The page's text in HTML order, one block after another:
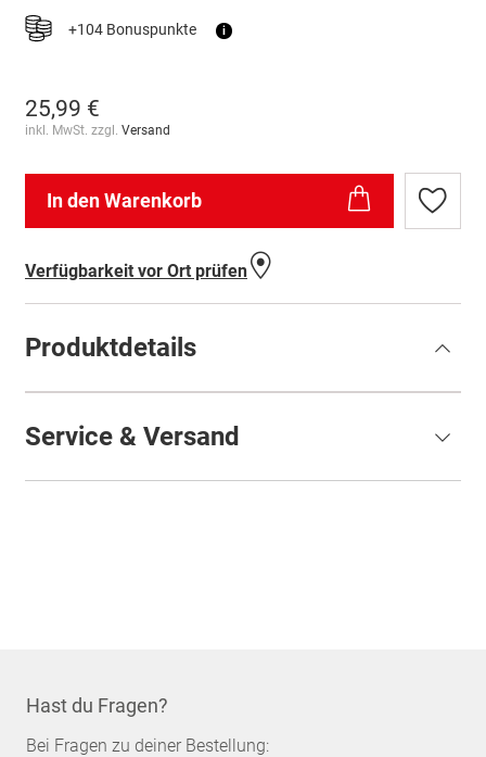
+104 Bonuspunkte i
25,99 €
inkl. MwSt. zzgl. Versand
In den Warenkorb
Zur
Verfügbarkeit vor Ort prüfen
Produktdetails
Service & Versand
Hast du Fragen?
Bei Fragen zu deiner Bestellung: